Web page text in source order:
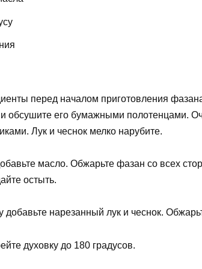
перед началом приготовления
обсушите его бумажными полотенцами.
Лук и чеснок мелко нарубите.
масло. Обжарьте фазан со всех
остыть.
нарезанный лук и чеснок.
духовку до 180 градусов.